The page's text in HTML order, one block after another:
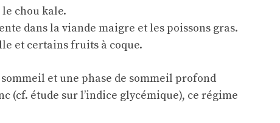
chou kale.
dans la viande maigre et les poissons gras.
et certains fruits à coque.
et une phase de sommeil profond
(cf. étude sur l’indice glycémique), ce régime